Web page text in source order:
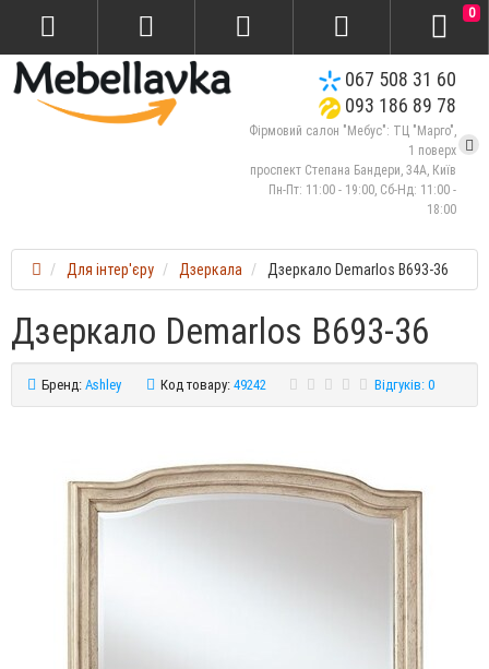
067 508 31 60
093 186 89 78
Фірмовий салон "Мебус": ТЦ "Марго",
1 поверх
проспект Степана Бандери, 34А, Київ
Пн-Пт: 11:00 - 19:00, Сб-Нд: 11:00 -
18:00
0
Для інтер'єру Дзеркала Дзеркало Demarlos B693-36
Дзеркало Demarlos B693-36
Бренд:Ashley Код товару:49242 Відгуків: 0